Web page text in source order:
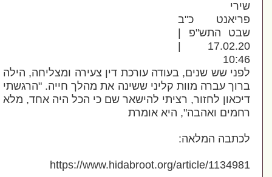
כ"ב
התש"פ |
17.02.20 |
שש שנים, בעודה עורכת דין צעירה ומצליחה, הילה
עברה מוות קליני ששינה את מהלך חייה. "הרגשתי
לחזור, רציתי להישאר שם כי הכל היה אחד, מלא
ואהבה", היא אומרת
המלאה:
https://www.hidabroot.org/article/